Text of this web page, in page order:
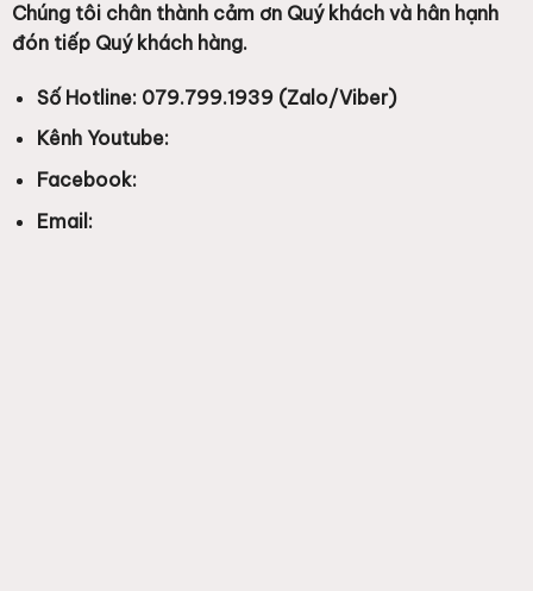
Chúng tôi chân thành cảm ơn Quý khách và hân hạnh
đón tiếp Quý khách hàng.
Số Hotline: 079.799.1939 (Zalo/Viber)
Kênh Youtube:
Facebook:
Email: